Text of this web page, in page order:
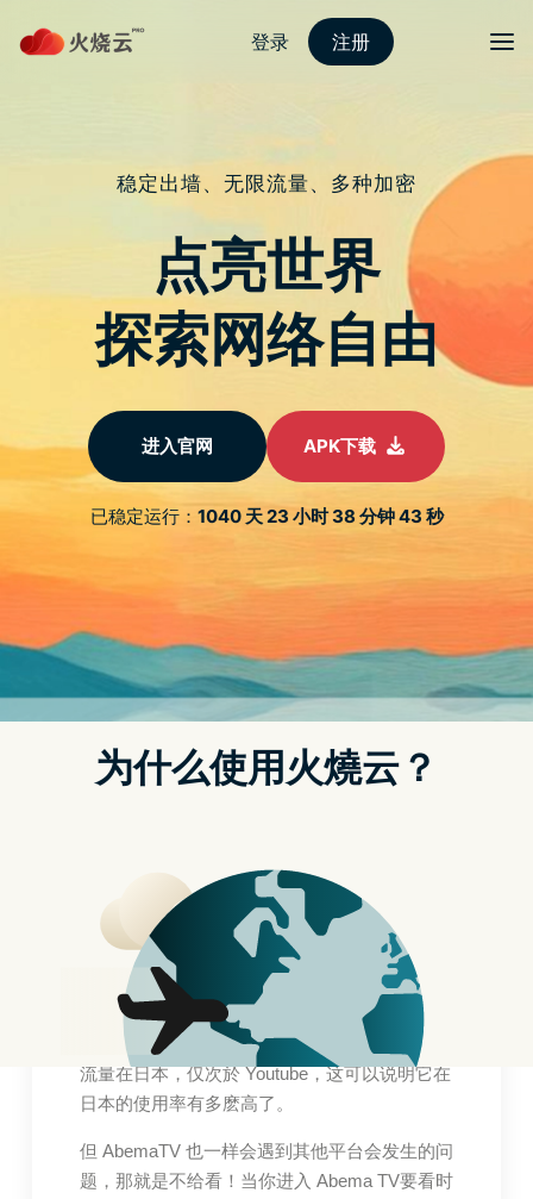
推特加速器推荐
目录 Search
AbemaTV 台湾不能
看？三分钟跨区解决海
外地区限制问题
23/10/2023 推特加速器推荐创意设计工作室
首页 动态
题
近年来串流影音平台投资各国发展好的动画或
土的的媒体串流平台怎麽可能接受！其中一个
准备也要开始大力发展串流平台的就是
ABEMATV 了
AbemaTV 算是日本非常有名的串流平台，你可
以在这里看到很多日剧与动画，可以说是最丰
富的内容都在 Abema TV 了，且 ABEMA TV 的
流量在日本，仅次於 Youtube，这可以说明它在
日本的使用率有多麽高了。
但 AbemaTV 也一样会遇到其他平台会发生的问
题，那就是不给看！当你进入 Abema TV要看时